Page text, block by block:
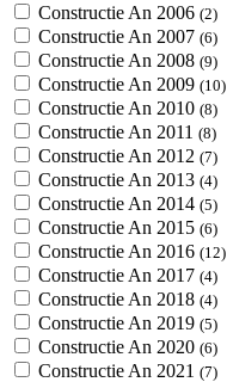
Constructie An 2006 (2)
Constructie An 2007 (6)
Constructie An 2008 (9)
Constructie An 2009 (10)
Constructie An 2010 (8)
Constructie An 2011 (8)
Constructie An 2012 (7)
Constructie An 2013 (4)
Constructie An 2014 (5)
Constructie An 2015 (6)
Constructie An 2016 (12)
Constructie An 2017 (4)
Constructie An 2018 (4)
Constructie An 2019 (5)
Constructie An 2020 (6)
Constructie An 2021 (7)